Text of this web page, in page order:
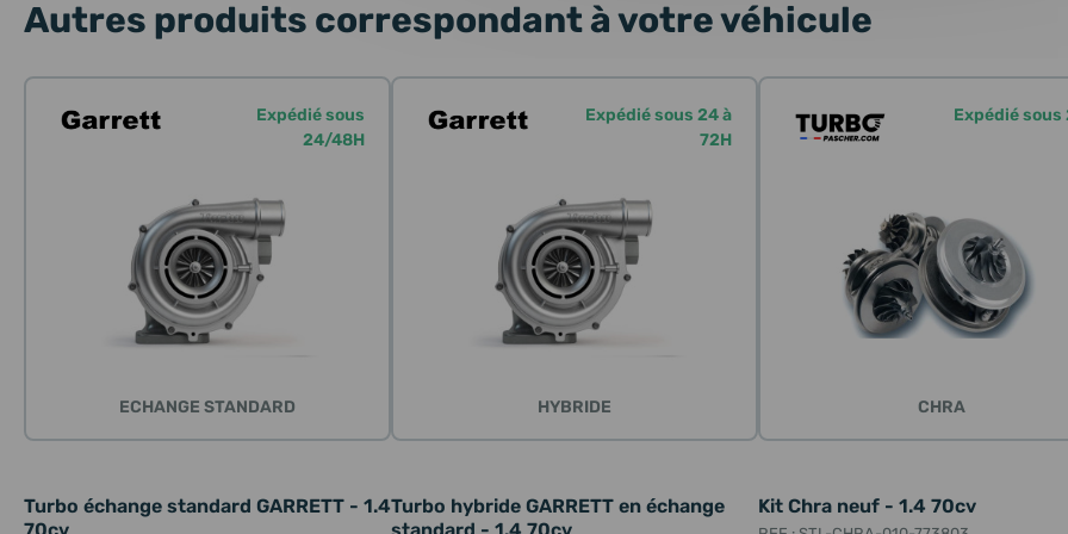
Autres produits correspondant à votre véhicule
Expédié sous
24/48H
ECHANGE STANDARD
Turbo échange standard GARRETT - 1.4
Expédié sous 24 à
72H
HYBRIDE
Turbo hybride GARRETT en échange
Expédié sous
CHRA
Kit Chra neuf - 1.4 70cv